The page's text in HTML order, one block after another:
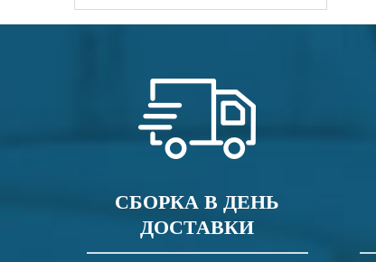
СБОРКА В ДЕНЬ
ДОСТАВКИ